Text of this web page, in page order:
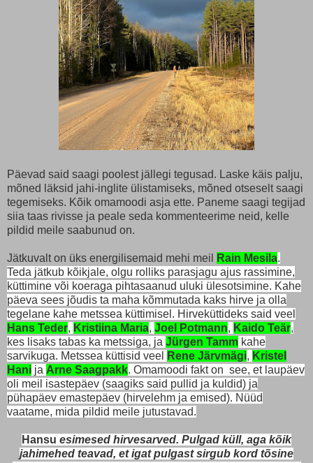
Päevad said saagi poolest jällegi tegusad. Laske käis palju,
mõned läksid jahi-inglite ülistamiseks, mõned otseselt saagi
tegemiseks. Kõik omamoodi asja ette. Paneme saagi tegijad
siia taas rivisse ja peale seda kommenteerime neid, kelle
pildid meile saabunud on.
Jätkuvalt on üks energilisemaid mehi meil Rain Mesila.
Teda jätkub kõikjale, olgu rolliks parasjagu ajus rassimine,
küttimine või koeraga pihtasaanud uluki ülesotsimine. Kahe
päeva sees jõudis ta maha kõmmutada kaks hirve ja olla
tegelane kahe metssea küttimisel. Hirveküttideks said veel
Hans Teder, Kristiina Maria, Joel Potmann, Kaido Teär,
kes lisaks tabas ka metssiga, ja Jürgen Tamm kahe
sarvikuga. Metssea küttisid veel
Rene Järvmägi, Kristel
Hani ja Arne Saagpakk. Omamoodi fakt on see, et laupäev
oli meil isastepäev (saagiks said pullid ja kuldid) ja
pühapäev emastepäev (hirvelehm ja emised). Nüüd
vaatame, mida pildid meile jutustavad.
Hansu esimesed hirvesarved. Pulgad küll, aga kõik
jahimehed teavad, et igat pulgast sirgub kord tõsine